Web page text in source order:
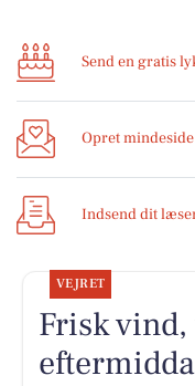
Send en gratis
Opret mindeside
Indsend dit
VEJRET
Frisk